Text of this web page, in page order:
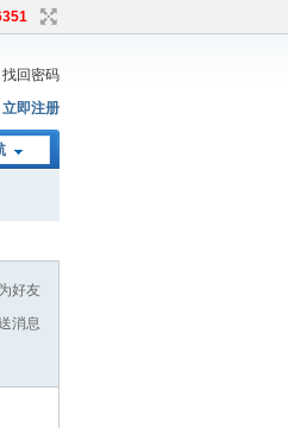
找回密码
立即注册
好友
消息